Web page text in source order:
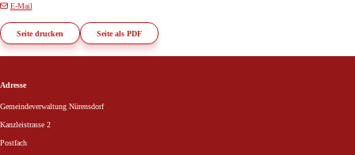
E-Mail
Seite drucken Seite als PDF
Adresse
Gemeindeverwaltung Nürensdorf
Kanzleistrasse 2
Postfach